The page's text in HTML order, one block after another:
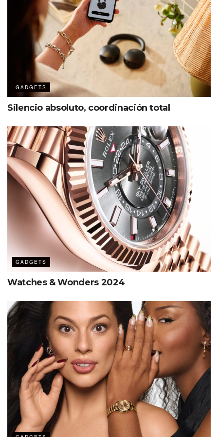
, con su propuesta educativa y técnica, suma
contenido valioso para quienes entienden que el
conocimiento también es un lujo.
Mientras otros planean
con el reloj en mano, aquí se define qué vale cada
segundo.SIAR Summer 2025 promete dejar huella en
más que una carátula.
Ver esta publicación en Instagram
Una publicación compartida por SIAR México (@siarmx)
Etiquetas: SIAR Summer 2025
GADGETS
Silencio absoluto, coordinación total
GADGETS
Watches & Wonders 2024